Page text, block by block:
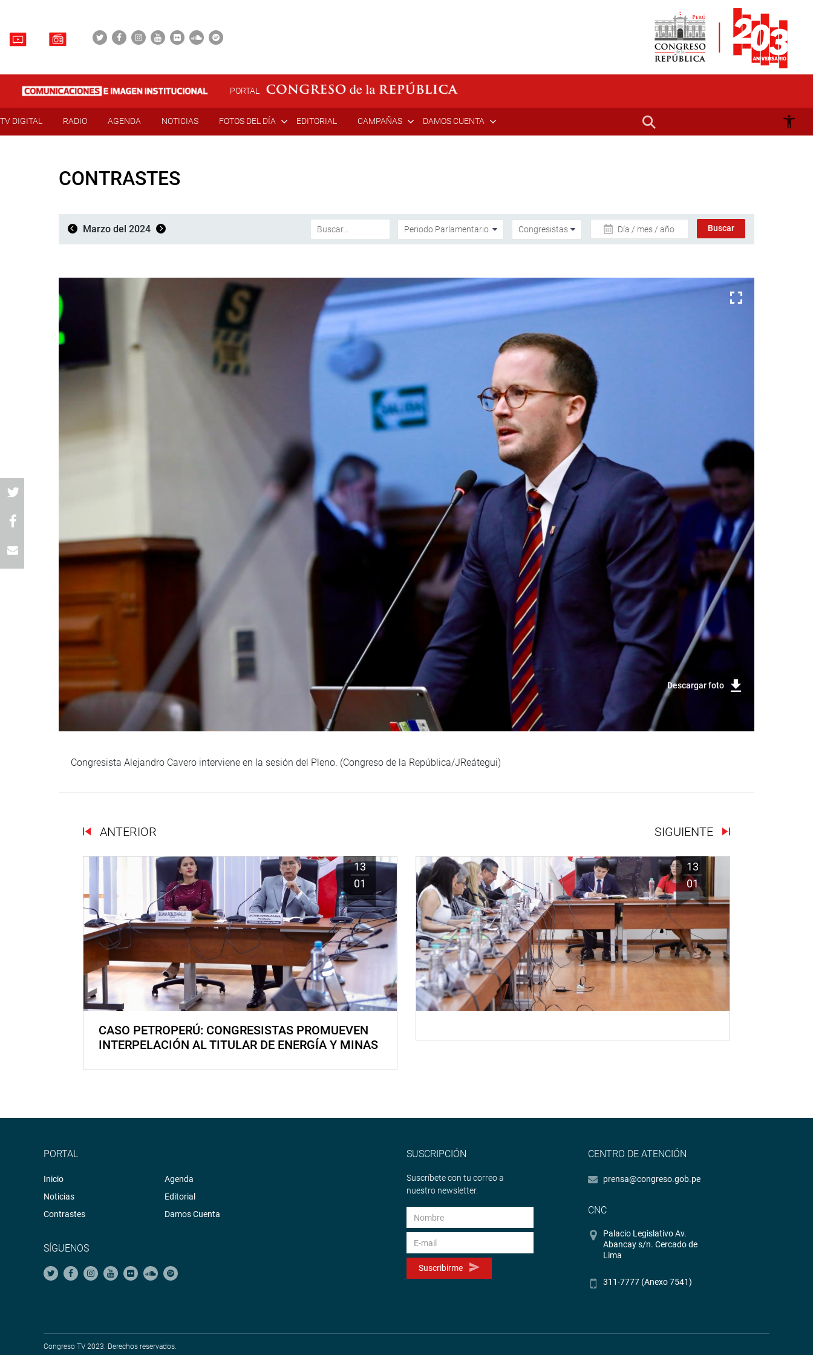
PORTAL
TV DIGITAL RADIO AGENDA NOTICIAS FOTOS DEL DÍA EDITORIAL CAMPAÑAS DAMOS CUENTA
CONTRASTES
Marzo del 2024 Día / mes / año
Descargar foto
Congresista Alejandro Cavero interviene en la sesión del Pleno. (Congreso de la República/JReátegui)
ANTERIOR SIGUIENTE
13
01
CASO PETROPERÚ: CONGRESISTAS PROMUEVEN
INTERPELACIÓN AL TITULAR DE ENERGÍA Y MINAS
13
01
PORTAL
Inicio
Noticias
Contrastes
Agenda
Editorial
Damos Cuenta
SÍGUENOS
SUSCRIPCIÓN
Suscríbete con tu correo a
nuestro newsletter.
Suscribirme
CENTRO DE ATENCIÓN
prensa@congreso.gob.pe
CNC
Palacio Legislativo Av.
Abancay s/n. Cercado de
Lima
311-7777 (Anexo 7541)
Congreso TV 2023. Derechos reservados.